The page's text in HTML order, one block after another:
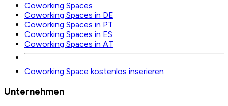
Coworking Spaces
Coworking Spaces in DE
Coworking Spaces in PT
Coworking Spaces in ES
Coworking Spaces in AT
Coworking Space kostenlos inserieren
Unternehmen